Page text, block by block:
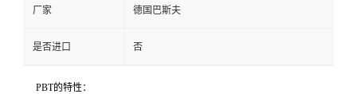
厂家 德国巴斯夫
是否进口 否
PBT的特性：